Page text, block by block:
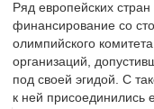
Ряд европейских
финансирование со
олимпийского
организаций,
под своей эгидой. С
к ней присоединились